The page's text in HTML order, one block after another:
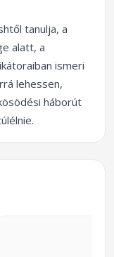
tanulja, a
alatt, a
ismeri
lehessen,
háborút